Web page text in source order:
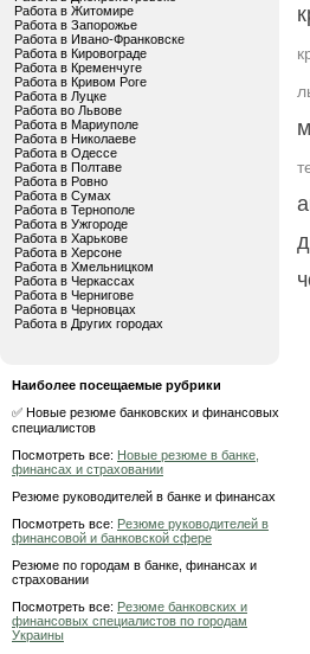
Работа в Житомире
Работа в Запорожье
Работа в Ивано-Франковске
Работа в Кировограде
Работа в Кременчуге
Работа в Кривом Роге
Работа в Луцке
Работа во Львове
Работа в Мариуполе
Работа в Николаеве
Работа в Одессе
Работа в Полтаве
Работа в Ровно
Работа в Сумах
Работа в Тернополе
Работа в Ужгороде
Работа в Харькове
Работа в Херсоне
Работа в Хмельницком
Работа в Черкассах
Работа в Чернигове
Работа в Черновцах
Работа в Других городах
Наиболее посещаемые рубрики
✅ Новые резюме банковских и финансовых
специалистов
Посмотреть все: Новые резюме в банке,
финансах и страховании
Резюме руководителей в банке и финансах
Посмотреть все: Резюме руководителей в
финансовой и банковской сфере
Резюме по городам в банке, финансах и
страховании
Посмотреть все: Резюме банковских и
финансовых специалистов по городам
Украины